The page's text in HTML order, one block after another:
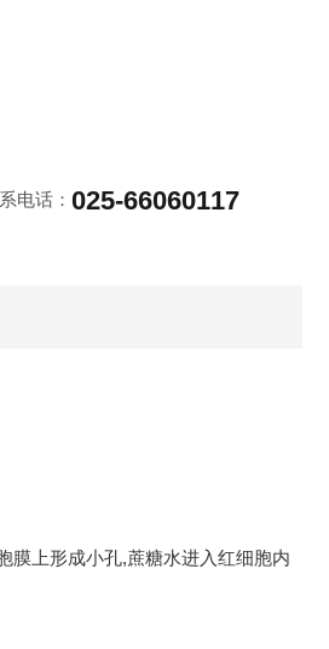
电话：025-66060117
膜上形成小孔,蔗糖水进入红细胞内